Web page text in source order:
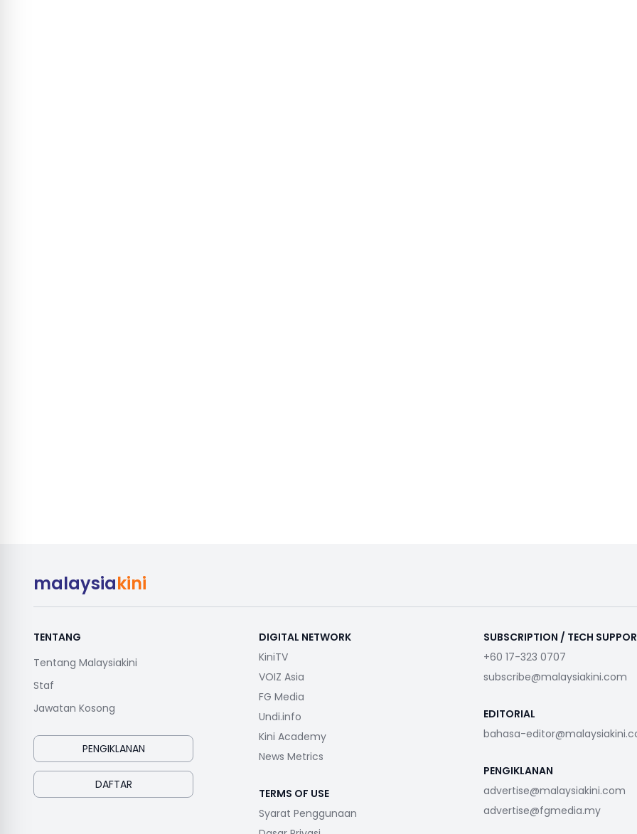
malaysiakini
TENTANG
Tentang Malaysiakini
Staf
Jawatan Kosong
PENGIKLANAN
DAFTAR
DIGITAL NETWORK
KiniTV
VOIZ Asia
FG Media
Undi.info
Kini Academy
News Metrics
TERMS OF USE
Syarat Penggunaan
SUBSCRIPTION / TECH
+60 17-323 0707
subscribe@malaysiakini.com
EDITORIAL
bahasa-
PENGIKLANAN
advertise@malaysiakini.com
advertise@fgmedia.my